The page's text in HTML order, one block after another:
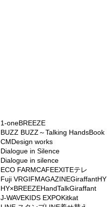
1-oneBREEZE
BUZZ BUZZ～Talking HandsBook
CMDesign works
Dialogue in Silence
Dialogue in silence
ECO FARMCAFEEXITEテレ
Fuji VRGIFMAGAZINEGiraffantHY
HY×BREEZEHandTalkGiraffant
J-WAVEKIDS EXPOKitkat